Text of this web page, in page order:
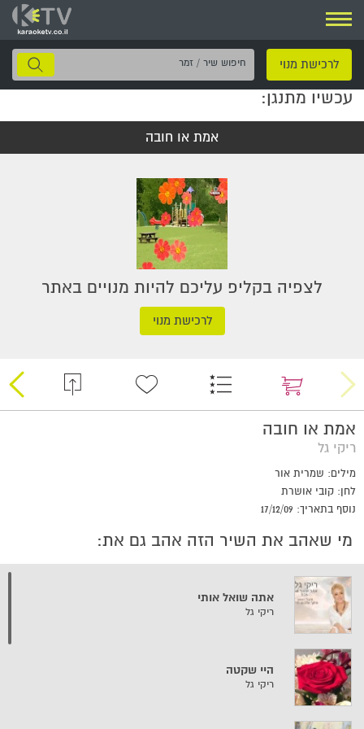
ניווט
לרכישת מנוי
חיפוש
שיר
עכשיו מתנגן:
אמת או חובה
לצפיה בקליפ עליכם להיות מנויים באתר
לרכישת מנוי
אמת או חובה
ריקי גל
מילים: שמרית אור
לחן: קובי אושרת
נוסף בתאריך: 17/12/09
מי שאהב את השיר הזה אהב גם את:
אתה שואל אותי
ריקי גל
היי שקטה
ריקי גל